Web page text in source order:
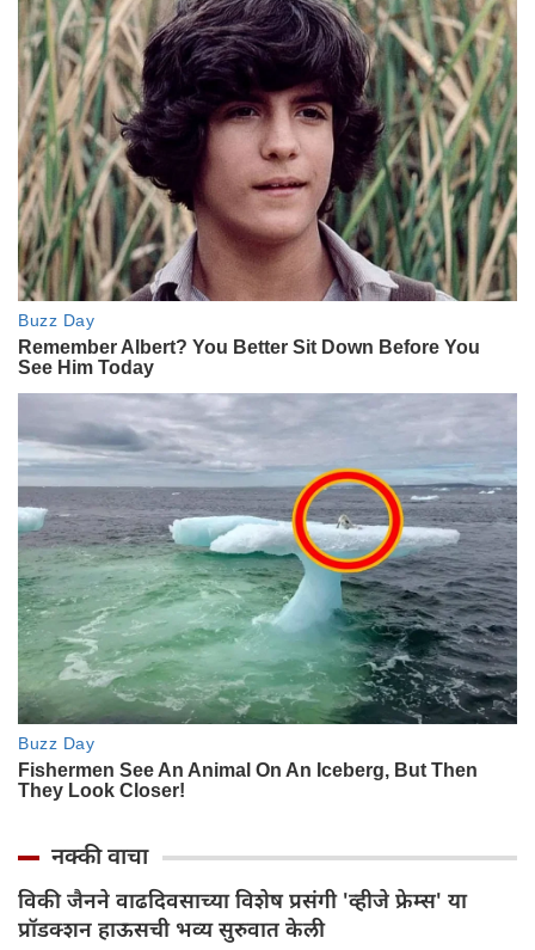
नक्की वाचा
विकी जैनने वाढदिवसाच्या विशेष प्रसंगी 'व्हीजे फ्रेम्स' या
प्रॉडक्शन हाऊसची भव्य सुरुवात केली